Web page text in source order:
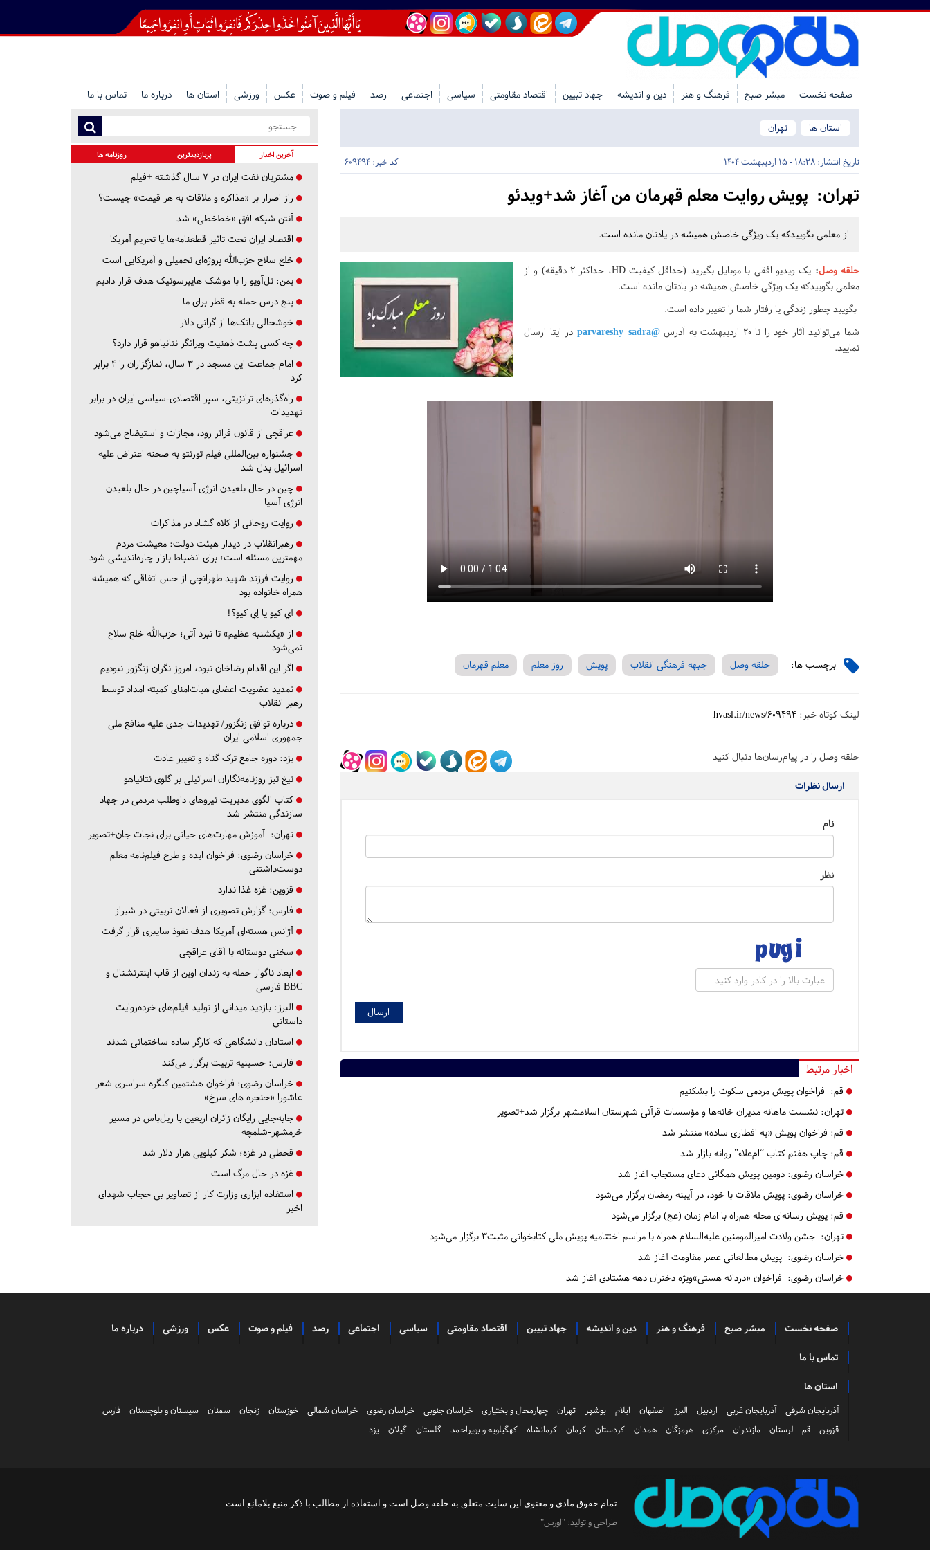
صفحه نخست مبشر صبح فرهنگ و هنر دین و اندیشه جهاد تبیین اقتصاد مقاومتی سیاسی اجتماعی رصد فیلم و صوت عکس ورزشی استان ها درباره ما تماس با ما
استان ها تهران
تاریخ انتشار: 18:28 - 15 اردیبهشت 1404 کد خبر: 609494
تهران: پویش روایت معلم قهرمان من آغاز شد+ویدئو
از معلمی بگوییدکه یک ویژگی خاصش همیشه در یادتان مانده است.
حلقه وصل:
یک ویدیو افقی با موبایل بگیرید (حداقل کیفیت HD، حداکثر ۲ دقیقه) و از
معلمی بگوییدکه یک ویژگی خاصش همیشه در یادتان مانده است.
بگویید چطور زندگی یا رفتار شما را تغییر داده است.
شما می‌توانید آثار خود را تا ۲۰ اردیبهشت به آدرس
@parvareshy_sadra
در ایتا ارسال
نمایید.
برچسب ها: حلقه وصل جبهه فرهنگی انقلاب پویش روز معلم معلم قهرمان
لینک کوتاه خبر: hvasl.ir/news/609494
حلقه وصل را در پیام‌رسان‌ها دنبال کنید
ارسال نظرات
نام
نظر
اخبار مرتبط
قم: فراخوان پویش مردمی سکوت را بشکنیم
تهران: نشست ماهانه مدیران خانه‌ها و مؤسسات قرآنی شهرستان اسلامشهر برگزار شد+تصویر
قم: فراخوان پویش «یه افطاری ساده» منتشر شد
قم: چاپ هفتم کتاب “ام‌علاء” روانه بازار شد
خراسان رضوی: دومین پویش همگانی دعای مستجاب آغاز شد
خراسان رضوی: پویش ملاقات با خود، در آیینه رمضان برگزار می‌شود
قم: پویش رسانه‌ای محله هم‌راه با امام زمان (عج) برگزار می‌شود
تهران: جشن ولادت امیرالمومنین عليه‌السلام همراه با مراسم اختتامیه پویش ملی کتابخوانی مثبت۳ برگزار می‌شود
خراسان رضوی: پویش مطالعاتی عصر مقاومت آغاز شد
خراسان رضوی: فراخوان «دردانه هستی»ویژه دختران دهه هشتادی آغاز شد
آخرین اخبار پربازدیدترین روزنامه ها
مشتریان نفت ایران در ۷ سال گذشته +فیلم
راز اصرار بر «مذاکره و ملاقات به هر قیمت» چیست؟
آنتن شبکه افق «خط‌خطی» شد
اقتصاد ایران تحت تاثیر قطعنامه‌ها یا تحریم‌ آمریکا
خلع سلاح حزب‌الله پروژه‌ای تحمیلی و آمریکایی است
یمن: تل‌آویو را با موشک هایپرسونیک هدف قرار دادیم
پنج درس‌ حمله به قطر برای ما
خوشحالی بانک‌ها از گرانی دلار
چه کسی پشت ذهنیت ویرانگر نتانیاهو قرار دارد؟
امام جماعت این مسجد در ۳ سال، نمازگزاران را ۴ برابر
کرد
راه‌گذرهای ترانزیتی، سپر اقتصادی-سیاسی ایران در برابر
تهدیدات
عراقچی از قانون فراتر رود، مجازات و استیضاح می‌شود
جشنواره بین‌المللی فیلم تورنتو به صحنه اعتراض علیه
اسرائیل بدل شد
چین در حال بلعیدن انرژی آسیاچین در حال بلعیدن
انرژی آسیا
روایت روحانی از کلاه گشاد در مذاکرات
رهبرانقلاب در دیدار هیئت دولت: معیشت مردم
مهمترین مسئله است؛ برای انضباط بازار چاره‌اندیشی شود
روایت فرزند شهید طهرانچی از حس اتفاقی که همیشه
همراه خانواده بود
آي كيو يا اِي كيو؟!
از «یکشنبه عظیم» تا نبرد آتی؛ حزب‌الله خلع سلاح
نمی‌شود
اگر این اقدام رضاخان نبود، امروز نگران زنگزور نبودیم
تمدید عضویت اعضای هیات‌امنای کمیته امداد توسط
رهبر انقلاب
درباره توافق زنگزور/ تهدیدات جدی علیه منافع ملی
جمهوری اسلامی ایران
یزد: دوره جامع ترک گناه و تغییر عادت
تیغ تیز روزنامه‌نگاران اسرائیلی بر گلوی نتانیاهو
کتاب الگوی مدیریت نیروهای داوطلب مردمی در جهاد
سازندگی منتشر شد
تهران: آموزش مهارت‌های حیاتی برای نجات جان+تصویر
خراسان رضوی: فراخوان ایده و طرح فیلم‌نامه معلم
دوست‌داشتنی
قزوین: غزه غذا ندارد
فارس: گزارش تصویری از فعالان تربیتی در شیراز
آژانس هسته‌ای آمریکا هدف نفوذ سایبری قرار گرفت
سخنی دوستانه با آقای عراقچی
ابعاد ناگوار حمله به زندان اوین از قاب اینترنشنال و
BBC فارسی
البرز: بازدید میدانی از تولید فیلم‌های خرده‌روایت
داستانی
استادان دانشگاهی که کارگر ساده ساختمانی شدند
فارس: حسینیه تربیت برگزار می‌کند
خراسان رضوی: فراخوان هشتمین کنگره سراسری شعر
عاشورا «حنجره های سرخ»
جابه‌جایی رایگان زائران اربعین با ریل‌باس در مسیر
خرمشهر-شلمچه
قحطی در غزه؛ شکر کیلویی هزار دلار شد
غزه در حال مرگ است
استفاده ابزاری وزارت کار از تصاویر بی حجاب شهدای
اخیر
صفحه نخست مبشر صبح فرهنگ و هنر دین و اندیشه جهاد تبیین اقتصاد مقاومتی سیاسی اجتماعی رصد فیلم و صوت عکس ورزشی درباره ما
تماس با ما
استان ها
آذربایجان شرقی آذربایجان غربی اردبیل البرز اصفهان ایلام بوشهر تهران چهارمحال و بختیاری خراسان جنوبی خراسان رضوی خراسان شمالی خوزستان زنجان سمنان سیستان و بلوچستان
فارس
قزوین
قم لرستان مازندران مرکزی هرمزگان همدان کردستان کرمان کرمانشاه کهگیلویه و بویراحمد گلستان گیلان یزد
تمام حقوق مادی و معنوی این سایت متعلق به حلقه وصل است و استفاده از مطالب با ذکر منبع بلامانع است.
طراحی و تولید: "اورس"